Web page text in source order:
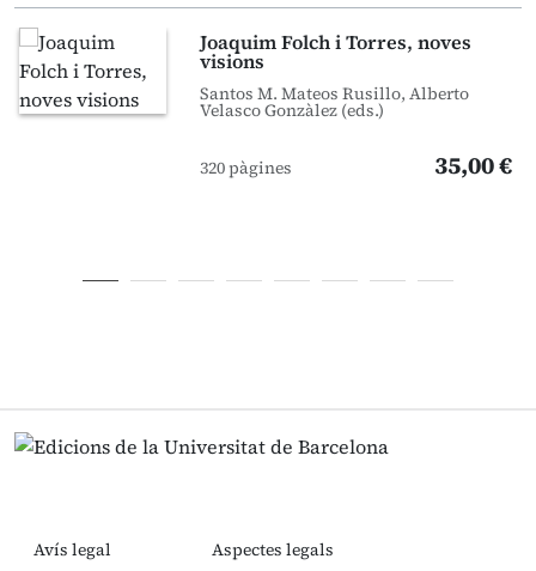
Joaquim Folch i Torres, noves
visions
Santos M. Mateos Rusillo, Alberto
Velasco Gonzàlez (eds.)
320 pàgines 35,00 €
Avís legal
Aspectes legals